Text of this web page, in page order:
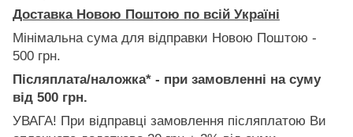
Доставка Новою Поштою по всій Україні
Мінімальна сума для відправки Новою Поштою -
500 грн.
Післяплата/наложка* - при замовленні на суму
від 500 грн.
УВАГА! При відправці замовлення післяплатою Ви